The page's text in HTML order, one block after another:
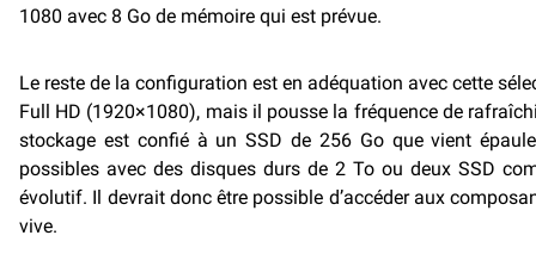
1080 avec 8 Go de mémoire qui est prévue.
Le reste de la configuration est en adéquation avec cette
Full HD (1920×1080), mais il pousse la fréquence de
stockage est confié à un SSD de 256 Go que vient
possibles avec des disques durs de 2 To ou deux SSD
évolutif. Il devrait donc être possible d’accéder aux
vive.